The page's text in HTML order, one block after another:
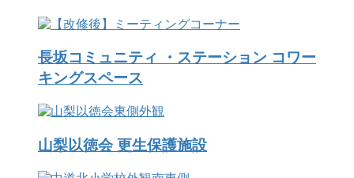
長坂コミュニティ ・ステーション コワー
キングスペース
山梨以徳会 更生保護施設